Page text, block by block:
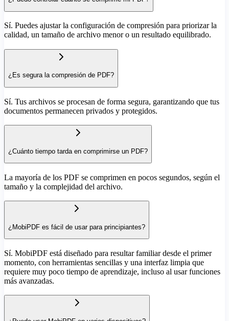
Sí. Puedes ajustar la configuración de compresión para priorizar la
calidad, un tamaño de archivo menor o un resultado equilibrado.
¿Es segura la compresión de PDF?
Sí. Tus archivos se procesan de forma segura, garantizando que tus
documentos permanecen privados y protegidos.
¿Cuánto tiempo tarda en comprimirse un PDF?
La mayoría de los PDF se comprimen en pocos segundos, según el
tamaño y la complejidad del archivo.
¿MobiPDF es fácil de usar para principiantes?
Sí. MobiPDF está diseñado para resultar familiar desde el primer
momento, con herramientas sencillas y una interfaz limpia que
requiere muy poco tiempo de aprendizaje, incluso al usar funciones
más avanzadas.